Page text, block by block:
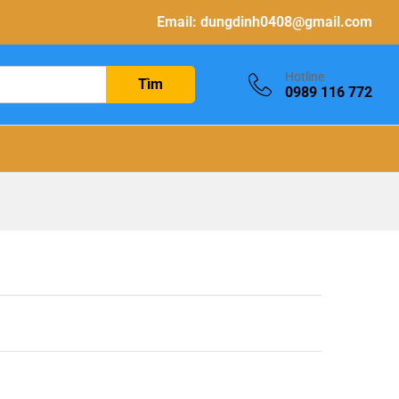
Email: dungdinh0408@gmail.com
Tìm Hotline
0989 116 772